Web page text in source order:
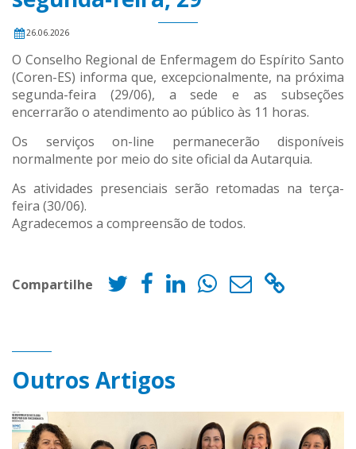
26.06.2026
O Conselho Regional de Enfermagem do Espírito Santo
(Coren-ES) informa que, excepcionalmente, na próxima
segunda-feira (29/06), a sede e as subseções
encerrarão o atendimento ao público às 11 horas.
Os serviços on-line permanecerão disponíveis
normalmente por meio do site oficial da Autarquia.
As atividades presenciais serão retomadas na terça-
feira (30/06).
Agradecemos a compreensão de todos.
Compartilhe
Outros Artigos